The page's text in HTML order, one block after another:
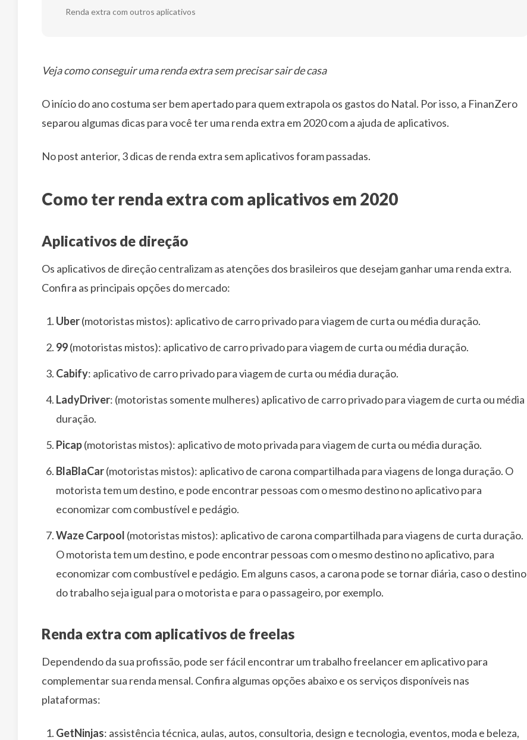
Renda extra com outros aplicativos
Veja como conseguir uma renda extra sem precisar sair de casa
O início do ano costuma ser bem apertado para quem extrapola os gastos do Natal. Por isso, a FinanZero
separou algumas dicas para você ter uma renda extra em 2020 com a ajuda de aplicativos.
No post anterior, 3 dicas de renda extra sem aplicativos foram passadas.
Como ter renda extra com aplicativos em 2020
Aplicativos de direção
Os aplicativos de direção centralizam as atenções dos brasileiros que desejam ganhar uma renda extra.
Confira as principais opções do mercado:
Uber(motoristas mistos): aplicativo de carro privado para viagem de curta ou média duração.
99(motoristas mistos): aplicativo de carro privado para viagem de curta ou média duração.
Cabify: aplicativo de carro privado para viagem de curta ou média duração.
LadyDriver: (motoristas somente mulheres) aplicativo de carro privado para viagem de curta ou média
duração.
Picap(motoristas mistos): aplicativo de moto privada para viagem de curta ou média duração.
BlaBlaCar(motoristas mistos): aplicativo de carona compartilhada para viagens de longa duração. O
motorista tem um destino, e pode encontrar pessoas com o mesmo destino no aplicativo para
economizar com combustível e pedágio.
Waze Carpool (motoristas mistos): aplicativo de carona compartilhada para viagens de curta duração.
O motorista tem um destino, e pode encontrar pessoas com o mesmo destino no aplicativo, para
economizar com combustível e pedágio. Em alguns casos, a carona pode se tornar diária, caso o destino
do trabalho seja igual para o motorista e para o passageiro, por exemplo.
Renda extra com aplicativos de freelas
Dependendo da sua profissão, pode ser fácil encontrar um trabalho freelancer em aplicativo para
complementar sua renda mensal. Confira algumas opções abaixo e os serviços disponíveis nas
plataformas:
GetNinjas: assistência técnica, aulas, autos, consultoria, design e tecnologia, eventos, moda e beleza,